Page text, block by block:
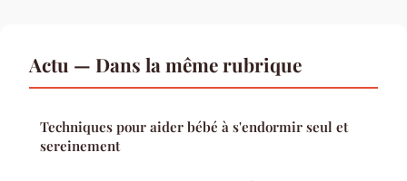
Actu — Dans la même rubrique
Techniques pour aider bébé à s'endormir seul et
sereinement